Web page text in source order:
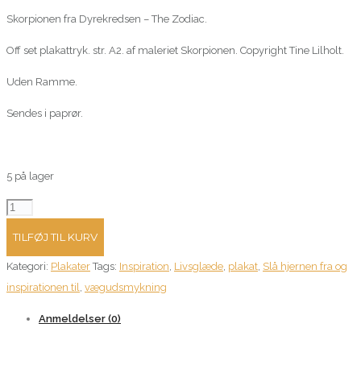
Skorpionen fra Dyrekredsen – The Zodiac.
Off set plakattryk. str. A2. af maleriet Skorpionen. Copyright Tine Lilholt.
Uden Ramme.
Sendes i paprør.
5 på lager
Skorpionen.
set.
Str.
TILFØJ TIL KURV
Kategori: Plakater Tags: Inspiration, Livsglæde, plakat, Slå hjernen fra og
inspirationen til, vægudsmykning
Anmeldelser (0)